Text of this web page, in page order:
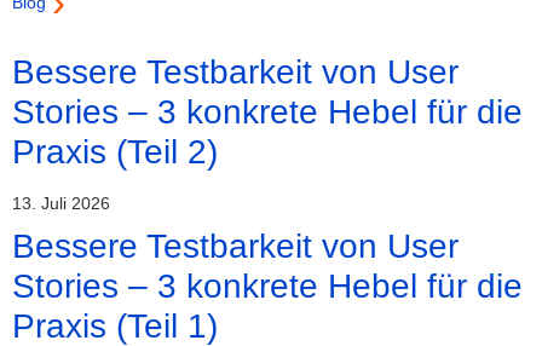
Bessere Testbarkeit von User
Stories – 3 konkrete Hebel für die
Praxis (Teil 2)
13. Juli 2026
Bessere Testbarkeit von User
Stories – 3 konkrete Hebel für die
Praxis (Teil 1)